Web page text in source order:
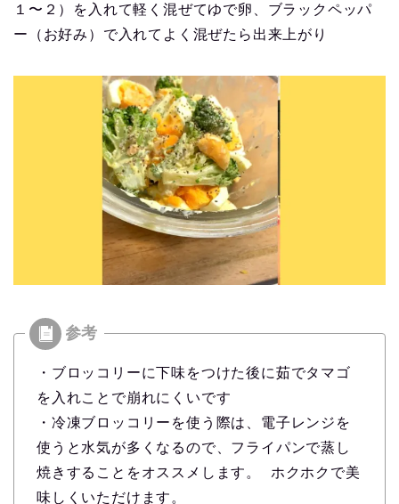
１〜２）を入れて軽く混ぜてゆで卵、ブラックペッパ
ー（お好み）で入れてよく混ぜたら出来上がり
・ブロッコリーに下味をつけた後に茹でタマゴ
を入れことで崩れにくいです
・冷凍ブロッコリーを使う際は、電子レンジを
使うと水気が多くなるので、フライパンで蒸し
焼きすることをオススメします。 ホクホクで美
味しくいただけます。